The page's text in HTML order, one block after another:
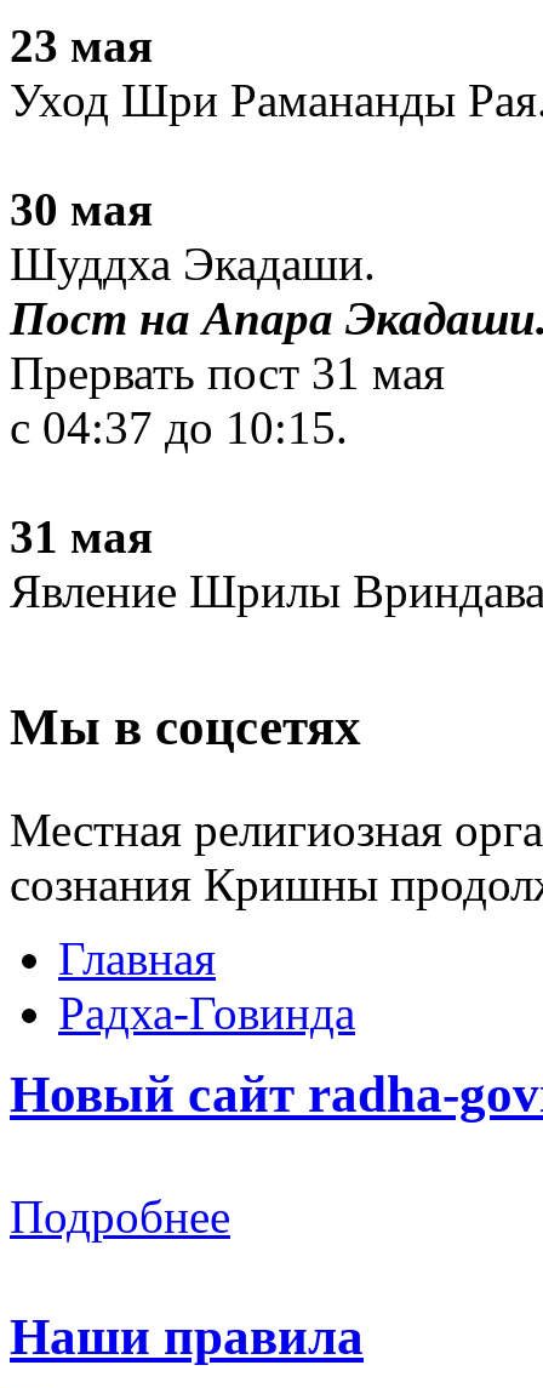
23 мая
Уход Шри Рамананды
30 мая
Шуддха Экадаши.
Пост на Апара
Прервать пост 31 мая
с 04:37 до 10:15.
31 мая
Явление Шрилы
Мы в соцсетях
Местная религиозная
сознания Кришны
Главная
Радха-Говинда
Новый сайт radha-
Подробнее
Наши правила